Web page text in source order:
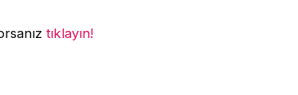
tıklayın!